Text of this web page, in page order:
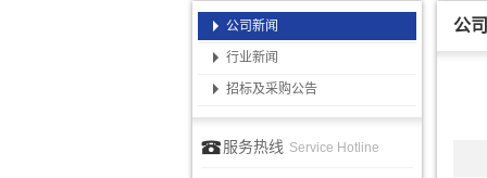
公司新闻
行业新闻
招标及采购公告
服务热线 Service Hotline
公